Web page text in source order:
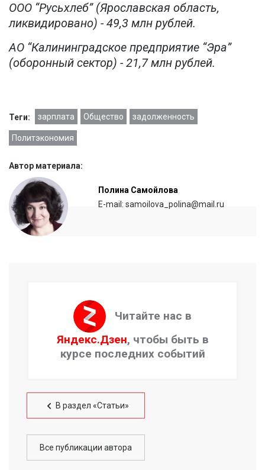
ООО “Русьхлеб” (Ярославская область,
ликвидировано) - 49,3 млн рублей.
АО “Калининградское предприятие “Эра”
(оборонный сектор) - 21,7 млн рублей.
Теги: зарплата Общество задолженность
Политэкономия
Автор материала:
Полина Самойлова
E-mail: samoilova_polina@mail.ru
Читайте нас в
Яндекс.Дзен, чтобы быть в
курсе последних событий
В раздел «Статьи»
Все публикации автора